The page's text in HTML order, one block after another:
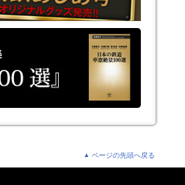
ページの先頭へ戻る